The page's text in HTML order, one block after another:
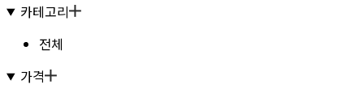
카테고리
전체
가격